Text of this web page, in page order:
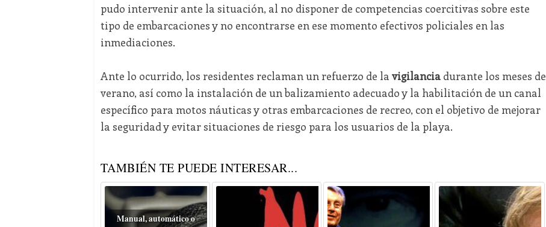
pudo intervenir ante la situación, al no disponer de competencias coercitivas sobre este
tipo de embarcaciones y no encontrarse en ese momento efectivos policiales en las
inmediaciones.
Ante lo ocurrido, los residentes reclaman un refuerzo de la vigilanciadurante los meses de
verano, así como la instalación de un balizamiento adecuado y la habilitación de un canal
específico para motos náuticas y otras embarcaciones de recreo, con el objetivo de mejorar
la seguridad y evitar situaciones de riesgo para los usuarios de la playa.
TAMBIÉN TE PUEDE INTERESAR...
Manual, automático o